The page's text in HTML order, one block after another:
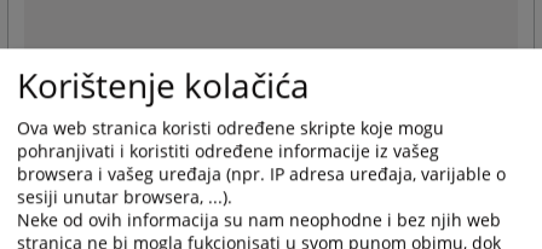
Korištenje kolačića
Ova web stranica koristi određene skripte koje mogu
pohranjivati i koristiti određene informacije iz vašeg
browsera i vašeg uređaja (npr. IP adresa uređaja, varijable o
sesiji unutar browsera, ...).
Neke od ovih informacija su nam neophodne i bez njih web
stranica ne bi mogla fukcionisati u svom punom obimu, dok